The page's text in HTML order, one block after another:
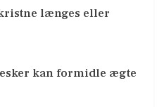
længes eller
kan formidle ægte